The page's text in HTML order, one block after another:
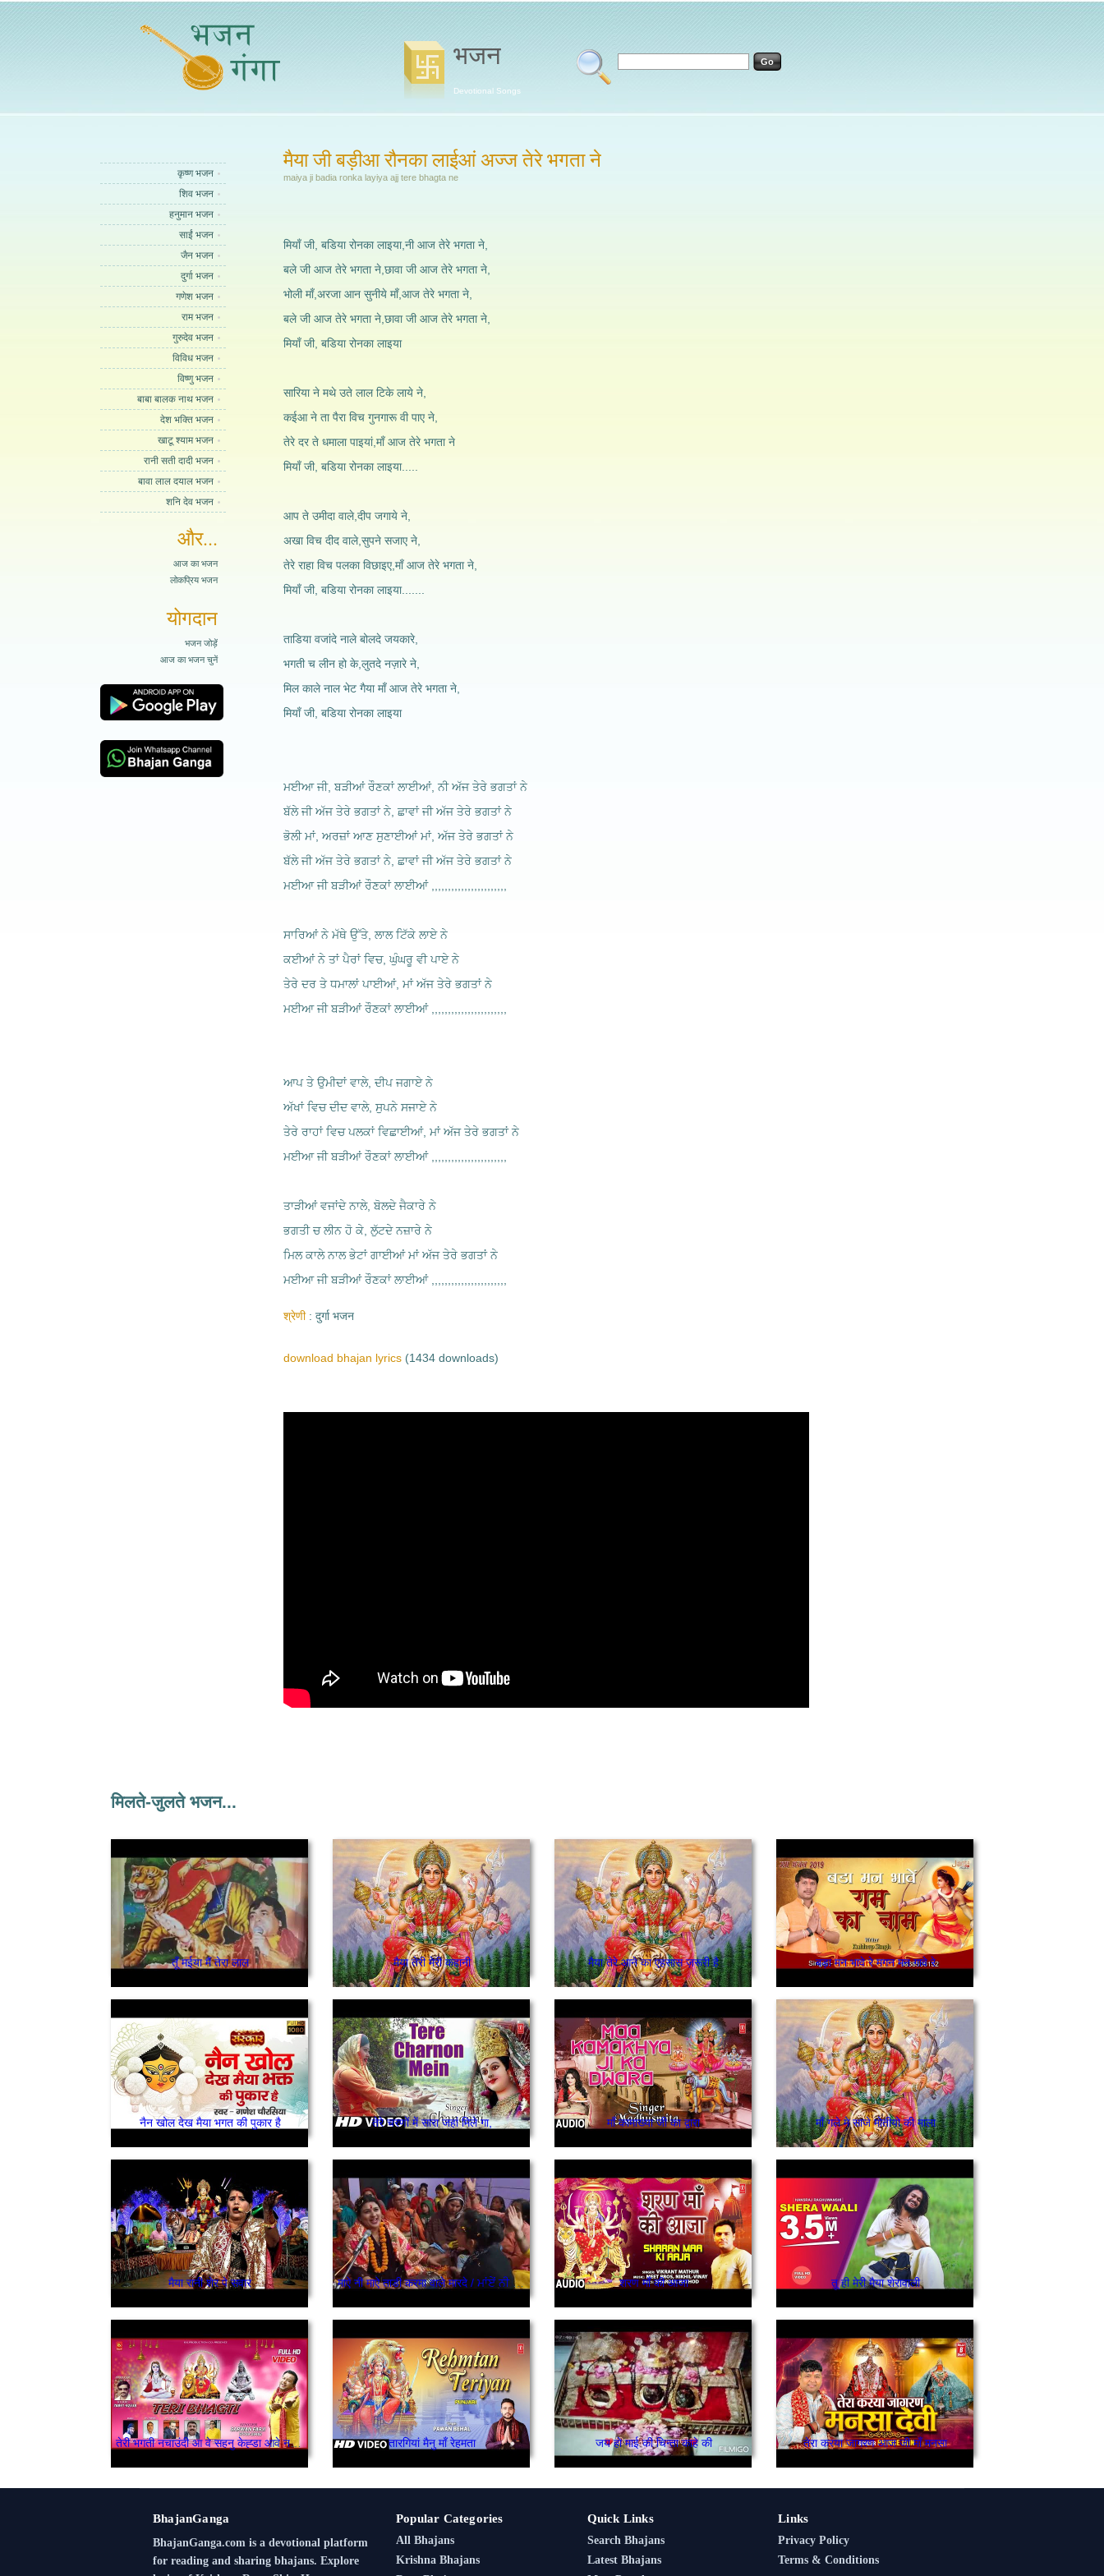
भजन
Devotional Songs
कृष्ण भजन
शिव भजन
हनुमान भजन
साईं भजन
जैन भजन
दुर्गा भजन
गणेश भजन
राम भजन
गुरुदेव भजन
विविध भजन
विष्णु भजन
बाबा बालक नाथ भजन
देश भक्ति भजन
खाटू श्याम भजन
रानी सती दादी भजन
बावा लाल दयाल भजन
शनि देव भजन
और...
आज का भजन
लोकप्रिय भजन
योगदान
भजन जोड़ें
आज का भजन चुनें
मैया जी बड़ीआ रौनका लाईआं अज्ज तेरे भगता ने
maiya ji badia ronka layiya ajj tere bhagta ne
मियाँ जी, बडिया रोनका लाइया,नी आज तेरे भगता ने,
बले जी आज तेरे भगता ने,छावा जी आज तेरे भगता ने,
भोली माँ,अरजा आन सुनीये माँ,आज तेरे भगता ने,
बले जी आज तेरे भगता ने,छावा जी आज तेरे भगता ने,
मियाँ जी, बडिया रोनका लाइया
सारिया ने मथे उते लाल टिके लाये ने,
कईआ ने ता पैरा विच गुनगारू वी पाए ने,
तेरे दर ते धमाला पाइयां,माँ आज तेरे भगता ने
मियाँ जी, बडिया रोनका लाइया.....
आप ते उमीदा वाले,दीप जगाये ने,
अखा विच दीद वाले,सुपने सजाए ने,
तेरे राहा विच पलका विछाइए,माँ आज तेरे भगता ने,
मियाँ जी, बडिया रोनका लाइया.......
ताडिया वजांदे नाले बोलदे जयकारे,
भगती च लीन हो के,लुतदे नज़ारे ने,
मिल काले नाल भेट गैया माँ आज तेरे भगता ने,
मियाँ जी, बडिया रोनका लाइया
ਮਈਆ ਜੀ, ਬੜੀਆਂ ਰੌਣਕਾਂ ਲਾਈਆਂ, ਨੀ ਅੱਜ ਤੇਰੇ ਭਗਤਾਂ ਨੇ
ਬੱਲੇ ਜੀ ਅੱਜ ਤੇਰੇ ਭਗਤਾਂ ਨੇ, ਛਾਵਾਂ ਜੀ ਅੱਜ ਤੇਰੇ ਭਗਤਾਂ ਨੇ
ਭੋਲੀ ਮਾਂ, ਅਰਜ਼ਾਂ ਆਣ ਸੁਣਾਈਆਂ ਮਾਂ, ਅੱਜ ਤੇਰੇ ਭਗਤਾਂ ਨੇ
ਬੱਲੇ ਜੀ ਅੱਜ ਤੇਰੇ ਭਗਤਾਂ ਨੇ, ਛਾਵਾਂ ਜੀ ਅੱਜ ਤੇਰੇ ਭਗਤਾਂ ਨੇ
ਮਈਆ ਜੀ ਬੜੀਆਂ ਰੌਣਕਾਂ ਲਾਈਆਂ ,,,,,,,,,,,,,,,,,,,,,,,
ਸਾਰਿਆਂ ਨੇ ਮੱਥੇ ਉੱਤੇ, ਲਾਲ ਟਿੱਕੇ ਲਾਏ ਨੇ
ਕਈਆਂ ਨੇ ਤਾਂ ਪੈਰਾਂ ਵਿਚ, ਘੁੰਘਰੂ ਵੀ ਪਾਏ ਨੇ
ਤੇਰੇ ਦਰ ਤੇ ਧਮਾਲਾਂ ਪਾਈਆਂ, ਮਾਂ ਅੱਜ ਤੇਰੇ ਭਗਤਾਂ ਨੇ
ਮਈਆ ਜੀ ਬੜੀਆਂ ਰੌਣਕਾਂ ਲਾਈਆਂ ,,,,,,,,,,,,,,,,,,,,,,,
ਆਪ ਤੇ ਉਮੀਦਾਂ ਵਾਲੇ, ਦੀਪ ਜਗਾਏ ਨੇ
ਅੱਖਾਂ ਵਿਚ ਦੀਦ ਵਾਲੇ, ਸੁਪਨੇ ਸਜਾਏ ਨੇ
ਤੇਰੇ ਰਾਹਾਂ ਵਿਚ ਪਲਕਾਂ ਵਿਛਾਈਆਂ, ਮਾਂ ਅੱਜ ਤੇਰੇ ਭਗਤਾਂ ਨੇ
ਮਈਆ ਜੀ ਬੜੀਆਂ ਰੌਣਕਾਂ ਲਾਈਆਂ ,,,,,,,,,,,,,,,,,,,,,,,
ਤਾੜੀਆਂ ਵਜਾਂਦੇ ਨਾਲੇ, ਬੋਲਦੇ ਜੈਕਾਰੇ ਨੇ
ਭਗਤੀ ਚ ਲੀਨ ਹੋ ਕੇ, ਲੁੱਟਦੇ ਨਜ਼ਾਰੇ ਨੇ
ਮਿਲ ਕਾਲੇ ਨਾਲ ਭੇਟਾਂ ਗਾਈਆਂ ਮਾਂ ਅੱਜ ਤੇਰੇ ਭਗਤਾਂ ਨੇ
ਮਈਆ ਜੀ ਬੜੀਆਂ ਰੌਣਕਾਂ ਲਾਈਆਂ ,,,,,,,,,,,,,,,,,,,,,,,
श्रेणी दुर्गा भजन
download bhajan lyrics (1434 downloads)
मिलते-जुलते भजन...
तूँ मईया मैं तेरा लाल मैया तेरी मेरी कहानी मैया तेरे आने का एहसास ज़रूरी है बड़ा मन भावे रे मगन मन गावे रे
नैन खोल देख मैया भगत की पुकार है तेरे चरणों में सारा जहां मिले गा, माँ कामाख्या जी का द्वारा माँ गले मे साजे मोतीयो की माला
मैया रानी शेर पे सवार माऐ नी माऐ ताडी करमा वाले मारदे / ਮਾਂਏਂ ਨੀ ਮਾਂਏਂ ਤਾੜੀ ਕਰਮਾਂ ਵਾਲੇ ਮਾਰਦੇ शरण माँ की आजा तू ही मेरी मैया शेरावाली
तेरी भगती नचाउंदी आ वे सहनु केह्डा आवे नचना तारगियां मैनु माँ रेहमता जय हो माई की चिन्ता काहे की तेरा करया जागरण आज जी माँ मनसा
BhajanGanga
BhajanGanga.com is a devotional platform
for reading and sharing bhajans. Explore
Popular Categories
All Bhajans
Krishna Bhajans
Quick Links
Search Bhajans
Latest Bhajans
Links
Privacy Policy
Terms & Conditions